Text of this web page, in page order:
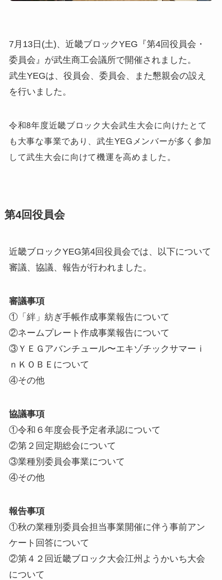
7月13日(土)、近畿ブロックYEG『第4回役員会・
委員会』が武生商工会議所で開催されました。
武生YEGは、役員会、委員会、また懇親会の設え
を行いました。
令和8年度近畿ブロック大会武生大会に向けたとて
も大事な事業であり、武生YEGメンバーが多く参加
して武生大会に向けて機運を高めました 。
第4回役員会
近畿ブロックYEG第4回役員会では、以下について
審議、協議、報告が行われました。
審議事項
①「絆」紡ぎ手帳作成事業報告について
②ネームプレート作成事業報告について
③ＹＥＧアバンチュール〜エキゾチックサマーｉ
ｎＫＯＢＥについて
④その他
協議事項
①令和６年度会長予定者承認について
②第２回定期総会について
③業種別委員会事業について
④その他
報告事項
①秋の業種別委員会担当事業開催に伴う事前アン
ケート回答について
②第４２回近畿ブロック大会江州ようかいち大会
について